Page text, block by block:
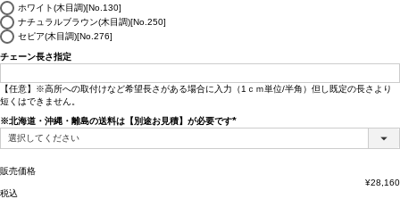
(必
須)
ホワイト(木目調)[No.130]
ナチュラルブラウン(木目調)[No.250]
セピア(木目調)[No.276]
チェーン長さ指定
【任意】※高所への取付けなど希望長さがある場合に入力（1ｃｍ単位/半角）但し既定の長さより
短くはできません。
※北海道・沖縄・離島の送料は【別途お見積】が必要です
販売価格
¥28,160
税込